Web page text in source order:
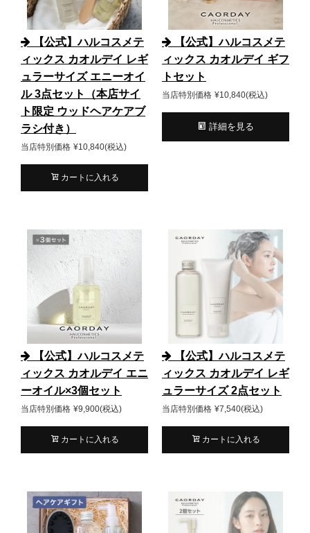
【公式】ハルコスメテ
ィックス カオルデイ レギ
ュラーサイズ エニーオイ
ル 3点セット（本店サイ
ト限定 ウッドヘアケアブ
ラシ付き）
当店特別価格 ¥10,840 税込
カートに入れる
【公式】ハルコスメテ
ィックス カオルデイ ギフ
トセット
当店特別価格 ¥10,840 税込
詳細を見る
【公式】ハルコスメテ
ィックス カオルデイ エニ
ーオイル×3個セット
当店特別価格 ¥9,900 税込
カートに入れる
【公式】ハルコスメテ
ィックス カオルデイ レギ
ュラーサイズ 2点セット
当店特別価格 ¥7,540 税込
カートに入れる